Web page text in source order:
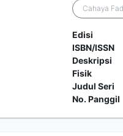
Cahaya
Edisi
ISBN/ISSN
Deskripsi
Fisik
Judul Seri
No. Panggil